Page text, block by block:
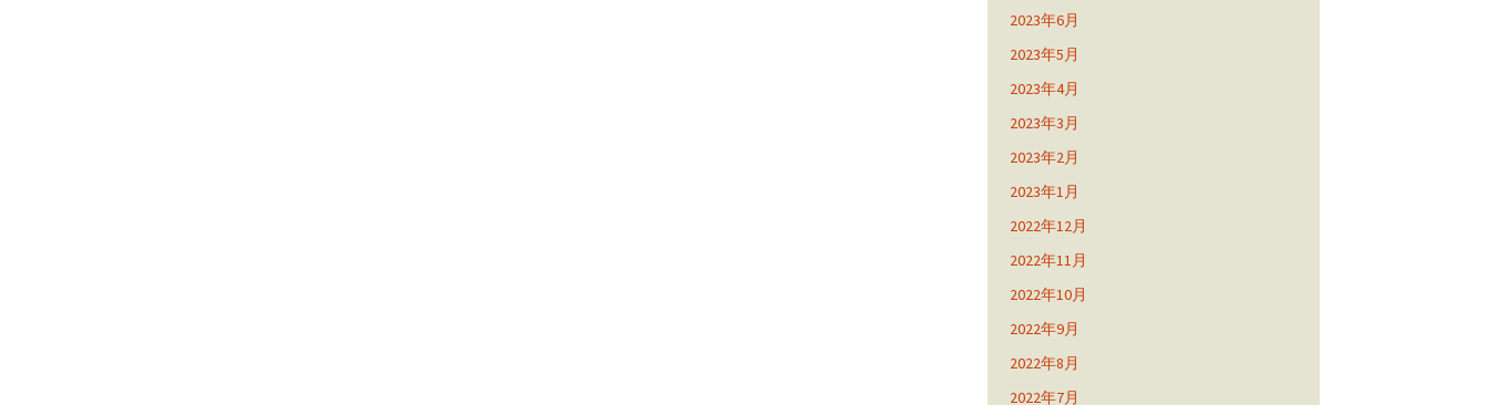
2023年6月
2023年5月
2023年4月
2023年3月
2023年2月
2023年1月
2022年12月
2022年11月
2022年10月
2022年9月
2022年8月
2022年7月